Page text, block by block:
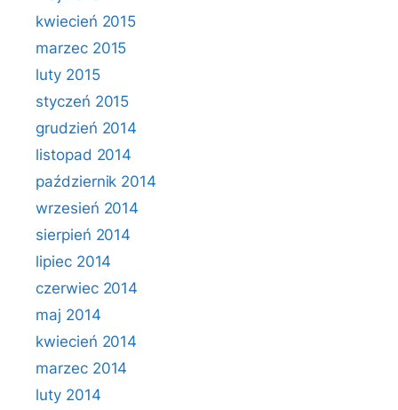
kwiecień 2015
marzec 2015
luty 2015
styczeń 2015
grudzień 2014
listopad 2014
październik 2014
wrzesień 2014
sierpień 2014
lipiec 2014
czerwiec 2014
maj 2014
kwiecień 2014
marzec 2014
luty 2014